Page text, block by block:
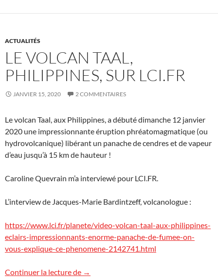
ACTUALITÉS
LE VOLCAN TAAL,
PHILIPPINES, SUR LCI.FR
JANVIER 15, 2020 2 COMMENTAIRES
Le volcan Taal, aux Philippines, a débuté dimanche 12 janvier
2020 une impressionnante éruption phréatomagmatique (ou
hydrovolcanique) libérant un panache de cendres et de vapeur
d’eau jusqu’à 15 km de hauteur !
Caroline Quevrain m’a interviewé pour LCI.FR.
L’interview de Jacques-Marie Bardintzeff, volcanologue :
https://www.lci.fr/planete/video-volcan-taal-aux-philippines-
eclairs-impressionnants-enorme-panache-de-fumee-on-
vous-explique-ce-phenomene-2142741.html
Continuer la lecture de Le volcan Taal, Philippines, sur LCI.FR
→